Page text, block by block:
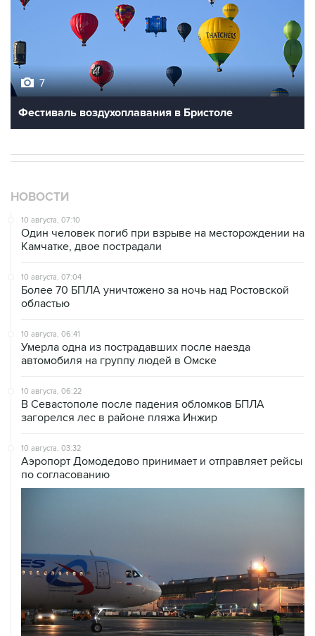
7
Фестиваль воздухоплавания в Бристоле
НОВОСТИ
10 августа, 07:10
Один человек погиб при взрыве на месторождении на
Камчатке, двое пострадали
10 августа, 07:04
Более 70 БПЛА уничтожено за ночь над Ростовской
областью
10 августа, 06:41
Умерла одна из пострадавших после наезда
автомобиля на группу людей в Омске
10 августа, 06:22
В Севастополе после падения обломков БПЛА
загорелся лес в районе пляжа Инжир
10 августа, 03:32
Аэропорт Домодедово принимает и отправляет рейсы
по согласованию